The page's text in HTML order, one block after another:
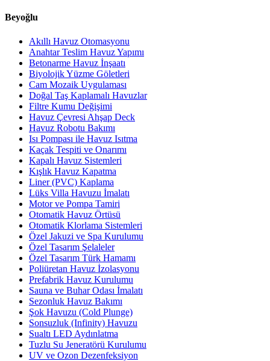
Beyoğlu
Akıllı Havuz Otomasyonu
Anahtar Teslim Havuz Yapımı
Betonarme Havuz İnşaatı
Biyolojik Yüzme Göletleri
Cam Mozaik Uygulaması
Doğal Taş Kaplamalı Havuzlar
Filtre Kumu Değişimi
Havuz Çevresi Ahşap Deck
Havuz Robotu Bakımı
Isı Pompası ile Havuz Isıtma
Kaçak Tespiti ve Onarımı
Kapalı Havuz Sistemleri
Kışlık Havuz Kapatma
Liner (PVC) Kaplama
Lüks Villa Havuzu İmalatı
Motor ve Pompa Tamiri
Otomatik Havuz Örtüsü
Otomatik Klorlama Sistemleri
Özel Jakuzi ve Spa Kurulumu
Özel Tasarım Şelaleler
Özel Tasarım Türk Hamamı
Poliüretan Havuz İzolasyonu
Prefabrik Havuz Kurulumu
Sauna ve Buhar Odası İmalatı
Sezonluk Havuz Bakımı
Şok Havuzu (Cold Plunge)
Sonsuzluk (Infinity) Havuzu
Sualtı LED Aydınlatma
Tuzlu Su Jeneratörü Kurulumu
UV ve Ozon Dezenfeksiyon